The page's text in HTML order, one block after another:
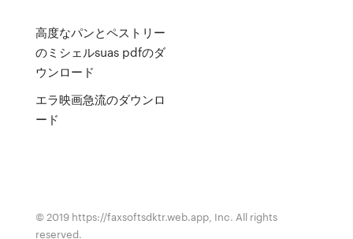
高度なパンとペストリー
のミシェルsuas pdfのダ
ウンロード
エラ映画急流のダウンロ
ード
© 2019 https://faxsoftsdktr.web.app, Inc. All rights
reserved.